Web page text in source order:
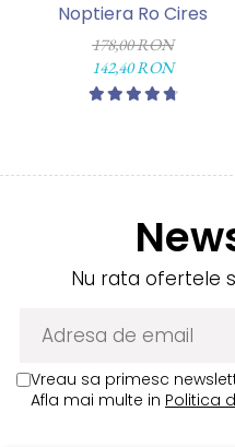
Noptiera Ro Cires
178,00 RON
142,40 RON
Nu rata ofertele
Vreau sa primesc
Afla mai multe in Politica